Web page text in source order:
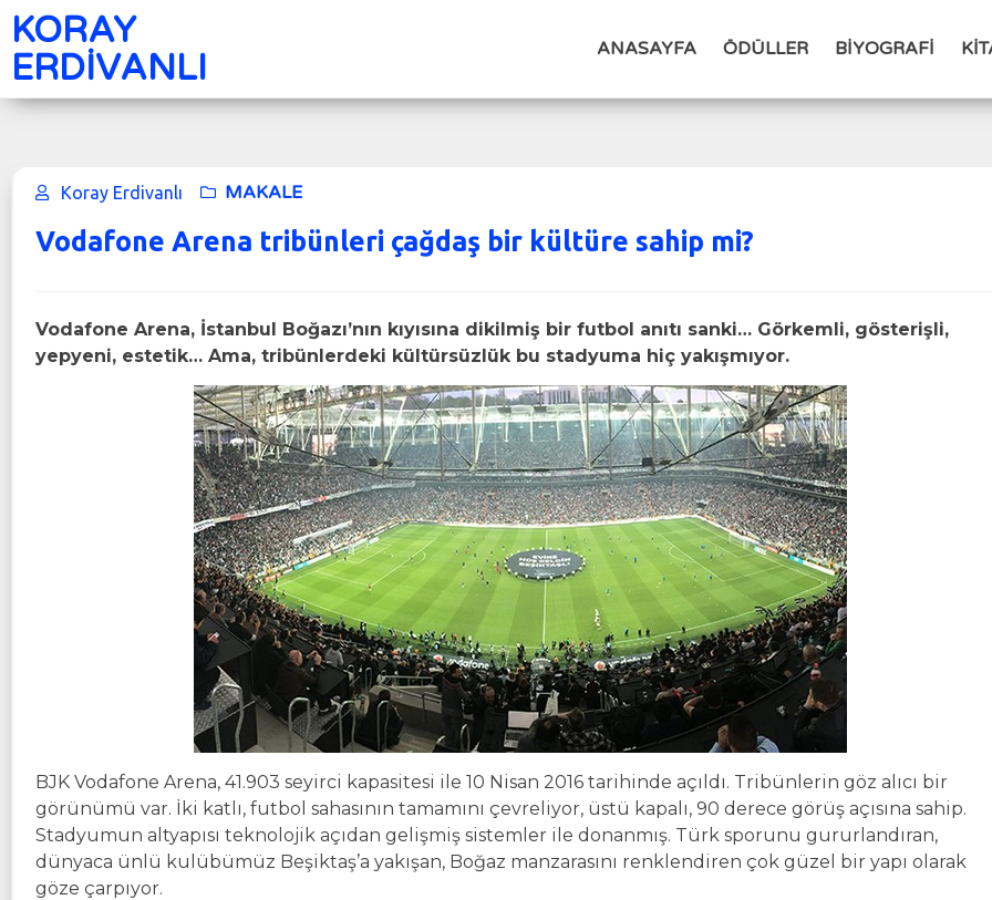
KORAY
ERDİVANLI
ANASAYFA ÖDÜLLER BİYOGRAFİ
Koray Erdivanlı MAKALE
Vodafone Arena tribünleri çağdaş bir kültüre sahip mi?
Vodafone Arena, İstanbul Boğazı’nın kıyısına dikilmiş bir futbol anıtı sanki… Görkemli, gösterişli,
yepyeni, estetik… Ama, tribünlerdeki kültürsüzlük bu stadyuma hiç yakışmıyor.
BJK Vodafone Arena, 41.903 seyirci kapasitesi ile 10 Nisan 2016 tarihinde açıldı. Tribünlerin göz alıcı bir
görünümü var. İki katlı, futbol sahasının tamamını çevreliyor, üstü kapalı, 90 derece görüş açısına sahip.
Stadyumun altyapısı teknolojik açıdan gelişmiş sistemler ile donanmış. Türk sporunu gururlandıran,
dünyaca ünlü kulübümüz Beşiktaş’a yakışan, Boğaz manzarasını renklendiren çok güzel bir yapı olarak
göze çarpıyor.